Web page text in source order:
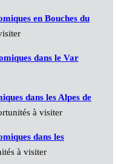
en Bouches du
dans le Var
dans les Alpes de
à visiter
dans les
à visiter